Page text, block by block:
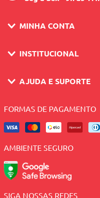
MINHA CONTA
INSTITUCIONAL
AJUDA E SUPORTE
FORMAS DE PAGAMENTO
AMBIENTE SEGURO
SIGA NOSSAS REDES